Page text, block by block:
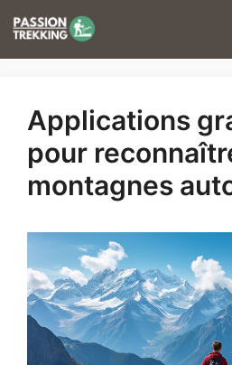
au
contenu
Applications
pour
montagnes